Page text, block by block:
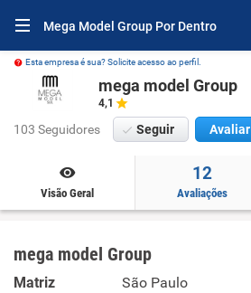
Mega Model Group Por Dentro
Esta empresa é sua? Solicite acesso ao perfil.
mega model Group
4,1
103 Seguidores Seguir Avaliar
Visão Geral
12
Avaliações
mega model Group
Matriz
São Paulo